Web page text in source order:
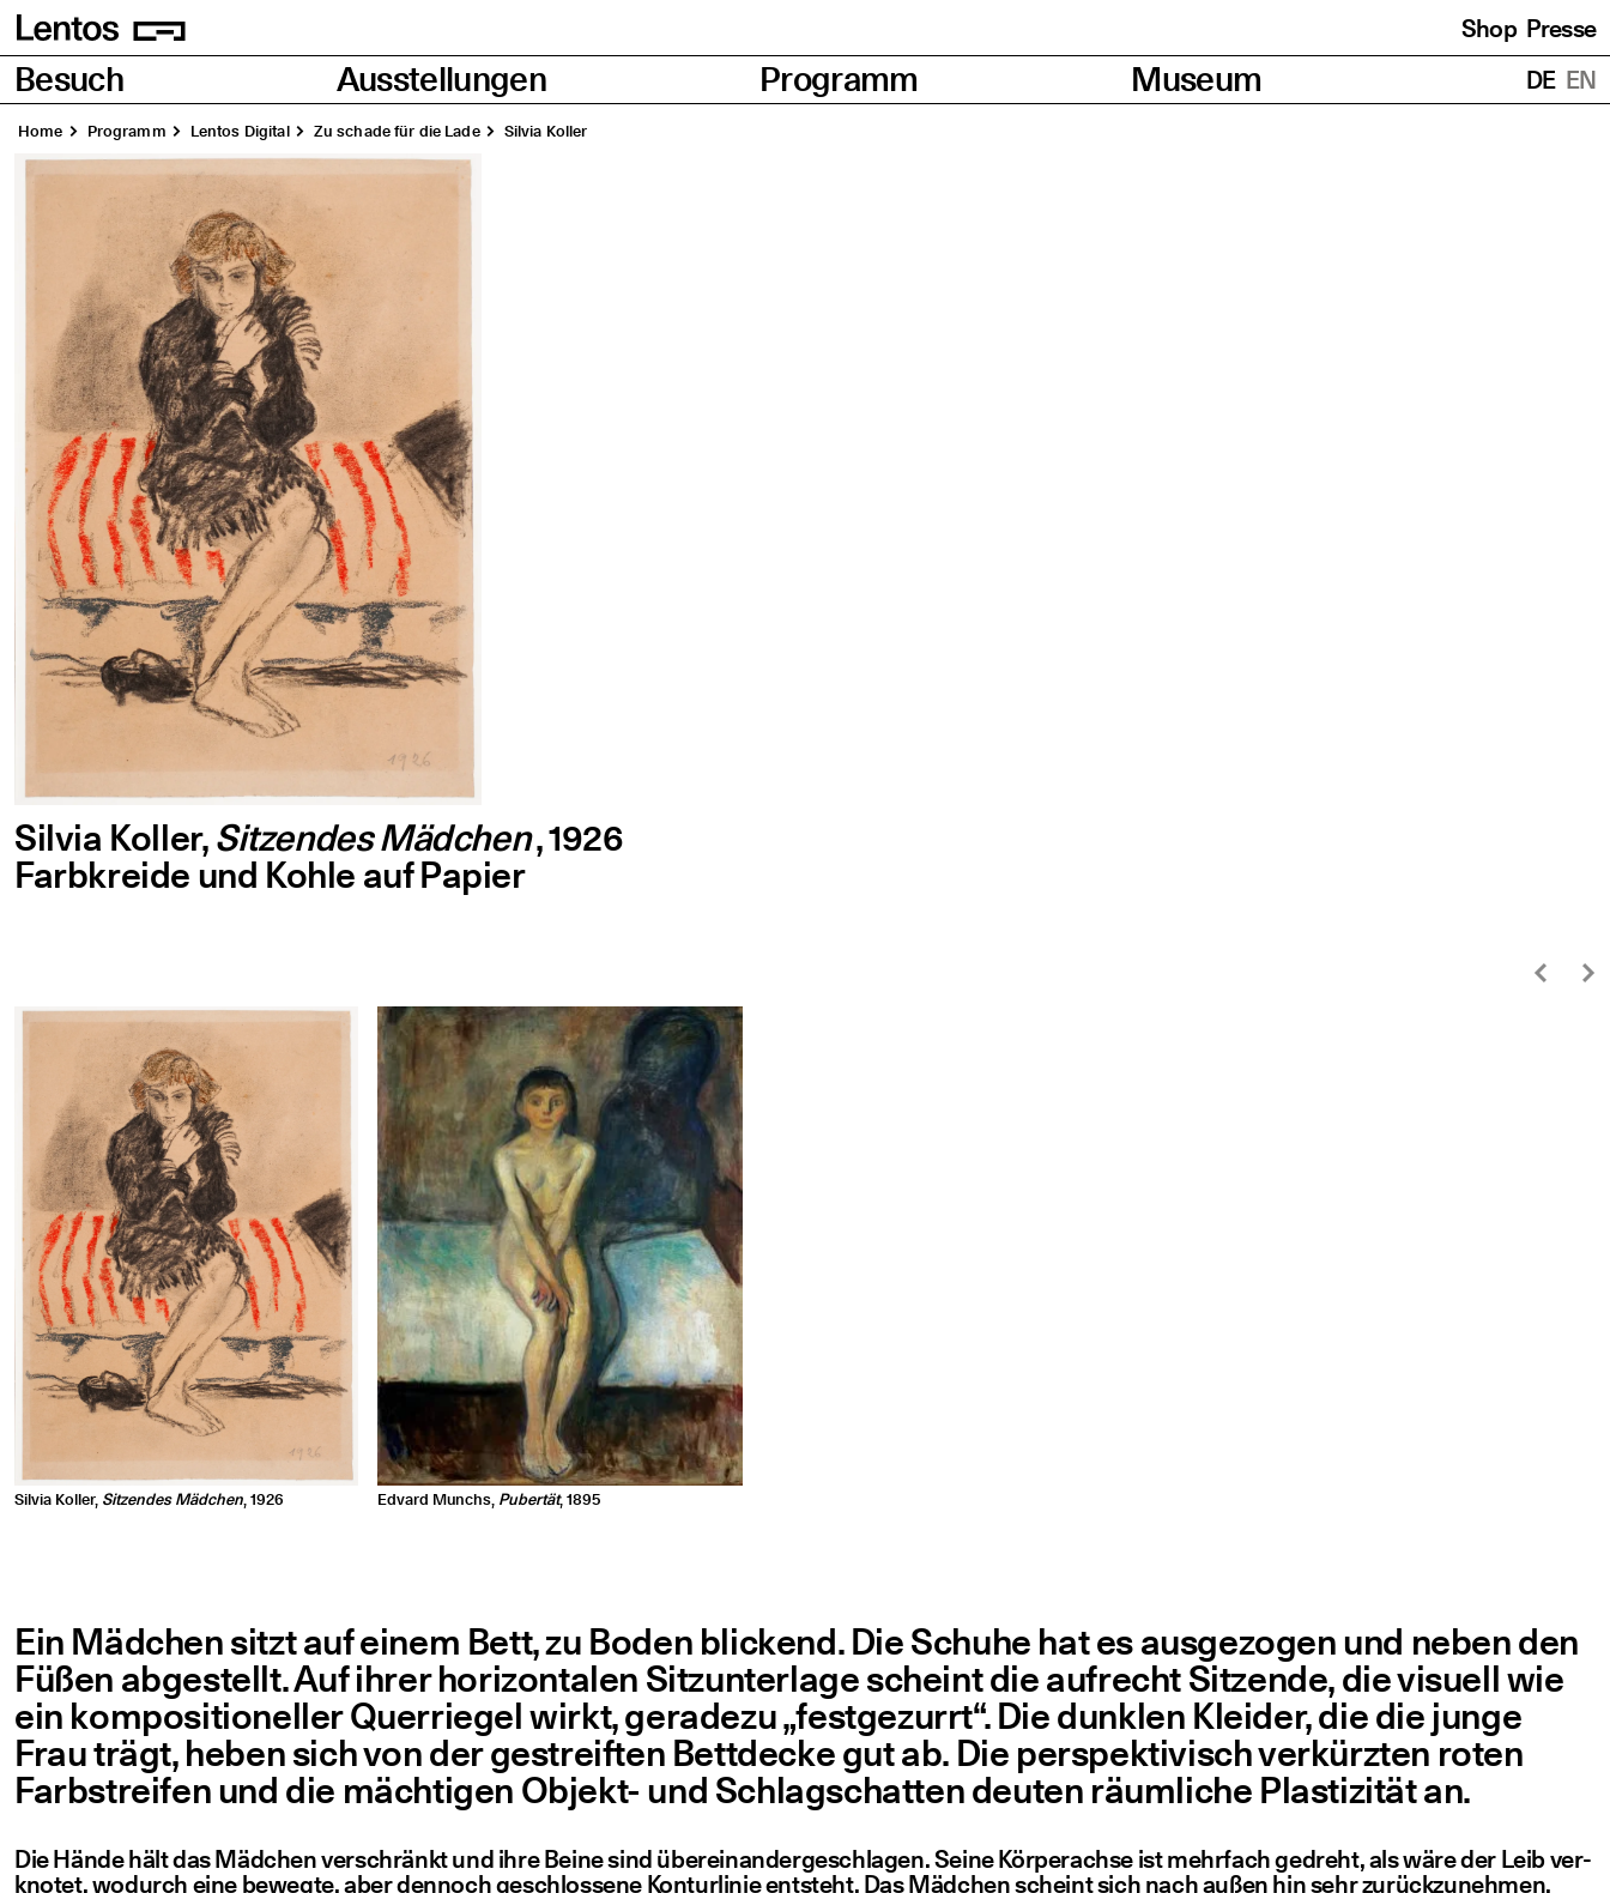
Homepage Shop Presse
Seiten
Besuch Ausstellungen Programm Museum Übersetzungen
DE EN
Home Pro­gramm Lentos Digi­tal Zu scha­de für die Lade Sil­via Koller
Silvia Koller,Sitzendes Mädchen, 1926
Farb­krei­de und Koh­le auf Papier
Silvia Koller, Sitzendes Mädchen, 1926 Edvard Munchs, Pubertät, 1895
Ein Mäd­chen sitzt auf einem Bett, zu Boden bli­ckend. Die Schu­he hat es aus­ge­zo­gen und neben den
Füßen abge­stellt. Auf ihrer hori­zon­ta­len Sitz­un­ter­la­ge scheint die auf­recht Sit­zen­de, die visu­ell wie
ein kom­po­si­tio­nel­ler Quer­rie­gel wirkt, gera­de­zu„fest­ge­zurrt“. Die dunk­len Klei­der, die die jun­ge
Frau trägt, heben sich von der gestreif­ten Bett­de­cke gut ab. Die per­spek­ti­visch ver­kürz­ten roten
Farb­strei­fen und die mäch­ti­gen Objekt- und Schlag­schat­ten deu­ten räum­li­che Plas­ti­zi­tät an.
Die Hän­de hält das Mäd­chen ver­schränkt und ihre Bei­ne sind über­ein­an­der­ge­schla­gen. Sei­ne Kör­per­ach­se ist mehr­fach gedreht, als wäre der Leib ver­
kno­tet, wodurch eine beweg­te, aber den­noch geschlos­se­ne Kon­tur­li­nie ent­steht. Das Mäd­chen scheint sich nach außen hin sehr zurück­zu­neh­men,